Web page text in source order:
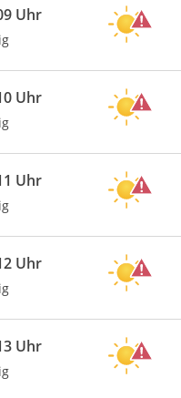
Uhr
Uhr
Uhr
Uhr
Uhr